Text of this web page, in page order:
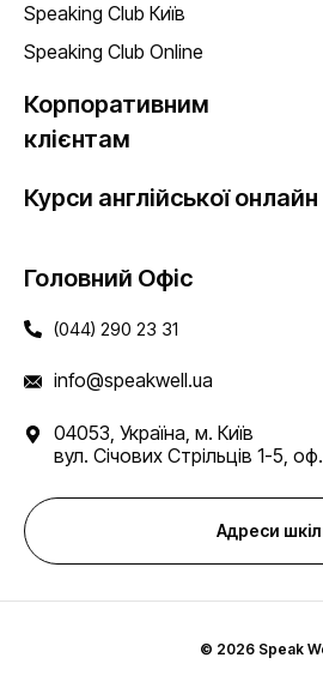
Speaking Club Київ
Speaking Club Online
Корпоративним
клієнтам
Курси англійської онлайн
Головний Офіс
(044) 290 23 31
info@speakwell.ua
04053, Україна, м. Київ
вул. Січових Стрільців 1-5,
Адреси шкіл
© 2026 Speak